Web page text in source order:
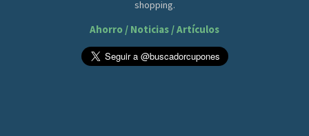
shopping.
Ahorro / Noticias / Artículos